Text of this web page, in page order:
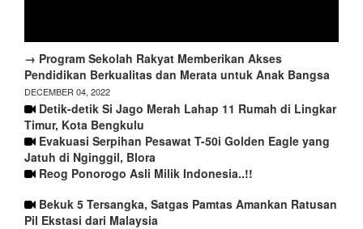
→ Program Sekolah Rakyat Memberikan Akses
Pendidikan Berkualitas dan Merata untuk Anak Bangsa
DECEMBER 04, 2022
Detik-detik Si Jago Merah Lahap 11 Rumah di Lingkar
Timur, Kota Bengkulu
Evakuasi Serpihan Pesawat T-50i Golden Eagle yang
Jatuh di Nginggil, Blora
Reog Ponorogo Asli Milik Indonesia..!!
Bekuk 5 Tersangka, Satgas Pamtas Amankan Ratusan
Pil Ekstasi dari Malaysia